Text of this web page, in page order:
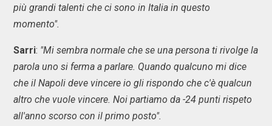
più grandi talenti che ci sono in Italia in questo
momento".
Sarri: "Mi sembra normale che se una persona ti rivolge la
parola uno si ferma a parlare. Quando qualcuno mi dice
che il Napoli deve vincere io gli rispondo che c'è qualcun
altro che vuole vincere. Noi partiamo da -24 punti rispeto
all'anno scorso con il primo posto".